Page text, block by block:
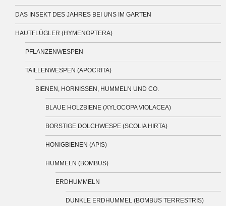
DAS INSEKT DES JAHRES BEI UNS IM GARTEN
HAUTFLÜGLER (HYMENOPTERA)
PFLANZENWESPEN
TAILLENWESPEN (APOCRITA)
BIENEN, HORNISSEN, HUMMELN UND CO.
BLAUE HOLZBIENE (XYLOCOPA VIOLACEA)
BORSTIGE DOLCHWESPE (SCOLIA HIRTA)
HONIGBIENEN (APIS)
HUMMELN (BOMBUS)
ERDHUMMELN
DUNKLE ERDHUMMEL (BOMBUS TERRESTRIS)